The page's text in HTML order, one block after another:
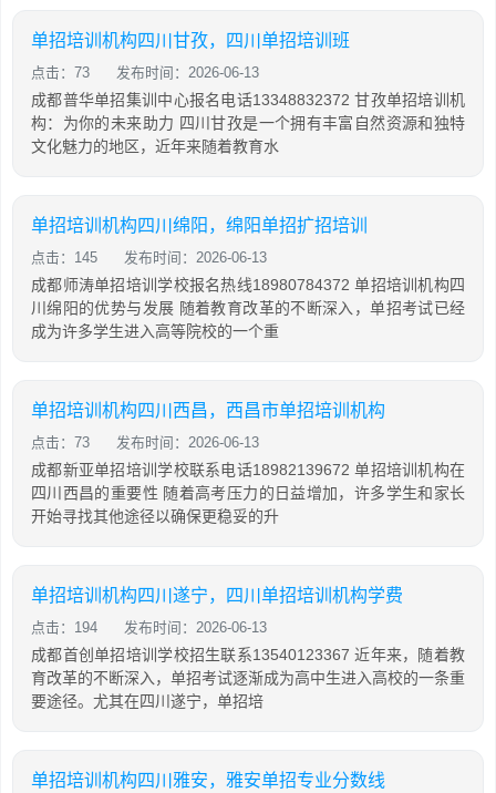
单招培训机构四川甘孜，四川单招培训班
点击：73 发布时间：2026-06-13
成都普华单招集训中心报名电话13348832372 甘孜单招培训机
构：为你的未来助力 四川甘孜是一个拥有丰富自然资源和独特
文化魅力的地区，近年来随着教育水
单招培训机构四川绵阳，绵阳单招扩招培训
点击：145 发布时间：2026-06-13
成都师涛单招培训学校报名热线18980784372 单招培训机构四
川绵阳的优势与发展 随着教育改革的不断深入，单招考试已经
成为许多学生进入高等院校的一个重
单招培训机构四川西昌，西昌市单招培训机构
点击：73 发布时间：2026-06-13
成都新亚单招培训学校联系电话18982139672 单招培训机构在
四川西昌的重要性 随着高考压力的日益增加，许多学生和家长
开始寻找其他途径以确保更稳妥的升
单招培训机构四川遂宁，四川单招培训机构学费
点击：194 发布时间：2026-06-13
成都首创单招培训学校招生联系13540123367 近年来，随着教
育改革的不断深入，单招考试逐渐成为高中生进入高校的一条重
要途径。尤其在四川遂宁，单招培
单招培训机构四川雅安，雅安单招专业分数线